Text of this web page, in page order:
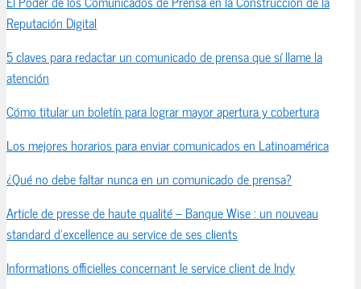
Reputación Digital
5 claves para redactar un comunicado de prensa que sí llame la
atención
Cómo titular un boletín para lograr mayor apertura y cobertura
Los mejores horarios para enviar comunicados en Latinoamérica
¿Qué no debe faltar nunca en un comunicado de prensa?
Article de presse de haute qualité – Banque Wise : un nouveau
standard d’excellence au service de ses clients
Informations officielles concernant le service client de Indy